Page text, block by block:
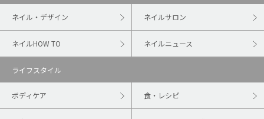
ネイル・デザイン ネイルサロン
ネイルHOW TO ネイルニュース
ライフスタイル
ボディケア 食・レシピ